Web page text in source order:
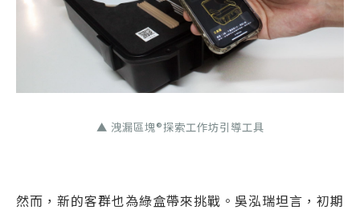
▲ 洩漏區塊®探索工作坊引導工具
然而，新的客群也為綠盒帶來挑戰。吳泓瑞坦言，初期